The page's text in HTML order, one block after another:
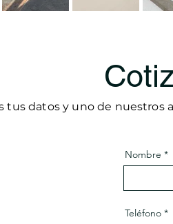
tus datos y uno de nuestros
Nombre
Teléfono